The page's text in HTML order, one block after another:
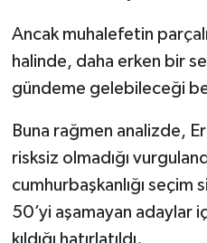
Ancak muhalefetin
halinde, daha erken bir
gündeme gelebileceği
Buna rağmen analizde,
risksiz olmadığı
cumhurbaşkanlığı
50’yi aşamayan adaylar